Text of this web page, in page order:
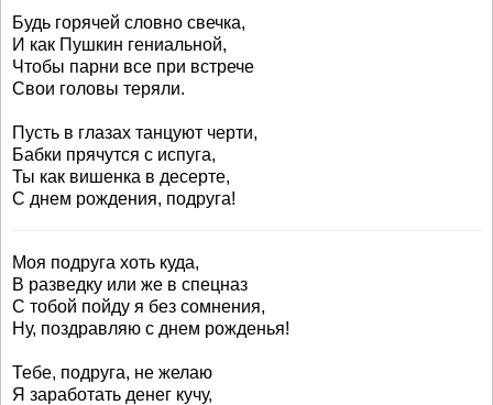
Будь горячей словно свечка,
И как Пушкин гениальной,
Чтобы парни все при встрече
Свои головы теряли.
Пусть в глазах танцуют черти,
Бабки прячутся с испуга,
Ты как вишенка в десерте,
С днем рождения, подруга!
Моя подруга хоть куда,
В разведку или же в спецназ
С тобой пойду я без сомнения,
Ну, поздравляю с днем рожденья!
Тебе, подруга, не желаю
Я заработать денег кучу,